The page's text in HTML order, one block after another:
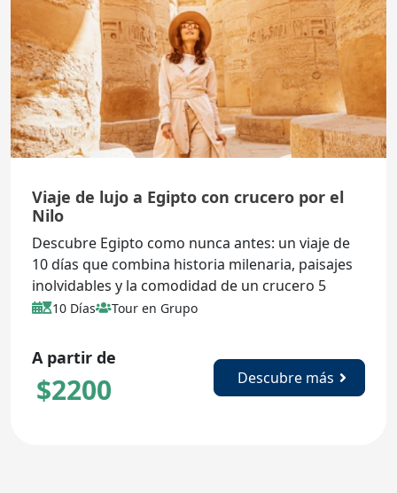
Viaje de lujo a Egipto con crucero por el
Nilo
Descubre Egipto como nunca antes: un viaje de
10 días que combina historia milenaria, paisajes
inolvidables y la comodidad de un crucero 5
estrellas por el Nilo. Visita las pirámides, los
emblemáticos, con guías en español, alojamiento
de lujo y vuelos internos incluidos.
10 Días Tour en Grupo
A partir de
$2200 Descubre más